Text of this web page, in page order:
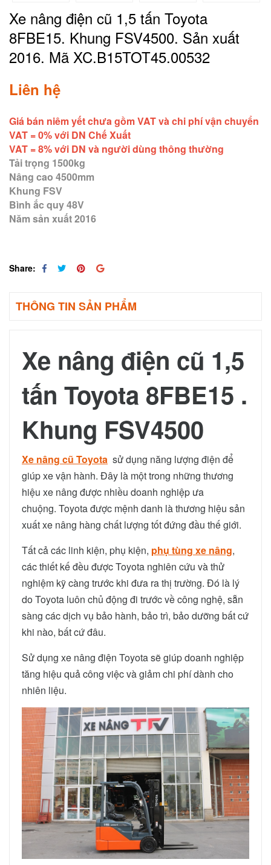
Xe nâng điện cũ 1,5 tấn Toyota
8FBE15. Khung FSV4500. Sản xuất
2016. Mã XC.B15TOT45.00532
Liên hệ
Giá bán niêm yết chưa gồm VAT và chi phí vận chuyển
VAT = 0% với DN Chế Xuất
VAT = 8% với DN và người dùng thông thường
Tải trọng 1500kg
Nâng cao 4500mm
Khung FSV
Bình ắc quy 48V
Năm sản xuất 2016
Share:
THÔNG TIN SẢN PHẨM
Xe nâng điện cũ 1,5
tấn Toyota 8FBE15 .
Khung FSV4500
Xe nâng cũ Toyota sử dụng năng lượng điện để
giúp xe vận hành. Đây là một trong những thương
hiệu xe nâng được nhiều doanh nghiệp ưa
chuộng. Toyota được mệnh danh là thương hiệu sản
xuất xe nâng hàng chất lượng tốt đứng đầu thế giới.
Tất cả các linh kiện, phụ kiện, phụ tùng xe nâng,
các thiết kế đều được Toyota nghiên cứu và thử
nghiệm kỹ càng trước khi đưa ra thị trường. Đó là lý
do Toyota luôn chủ động đi trước về công nghệ, sẵn
sàng các dịch vụ bảo hành, bảo trì, bảo dưỡng bất cứ
khi nào, bất cứ đâu.
Sử dụng xe nâng điện Toyota sẽ giúp doanh nghiệp
tăng hiệu quả công việc và giảm chi phí dành cho
nhiên liệu.